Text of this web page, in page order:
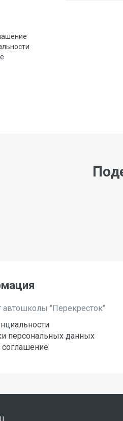
"Перекресток"
персональных данных
соглашение